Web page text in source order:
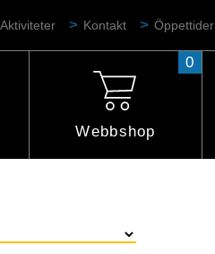
Kontakt Öppettider
Webbshop
0